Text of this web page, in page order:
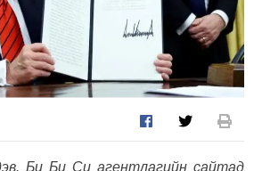
Би Би Си агентлагийн сайтад